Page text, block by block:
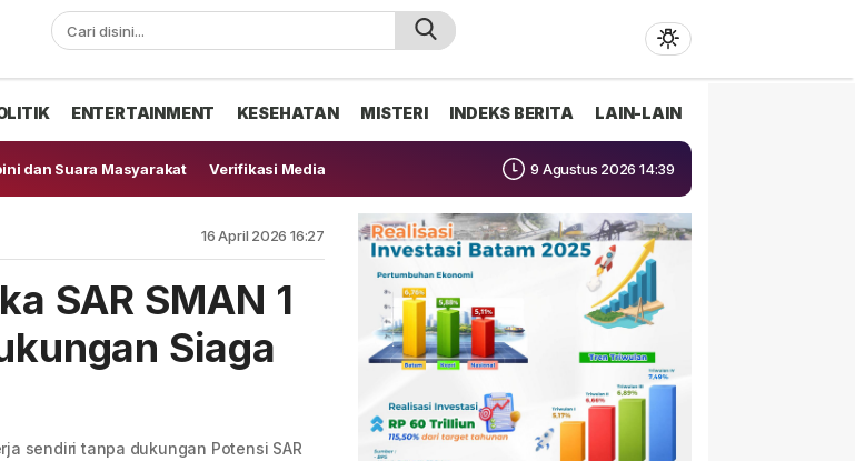
ENTERTAINMENT KESEHATAN MISTERI INDEKS BERITA LAIN-LAIN
dan Suara Masyarakat Verifikasi Media 9 Agustus 2026 14:39
16 April 2026 16:27
SAR SMAN 1
Siaga
sendiri tanpa dukungan Potensi SAR